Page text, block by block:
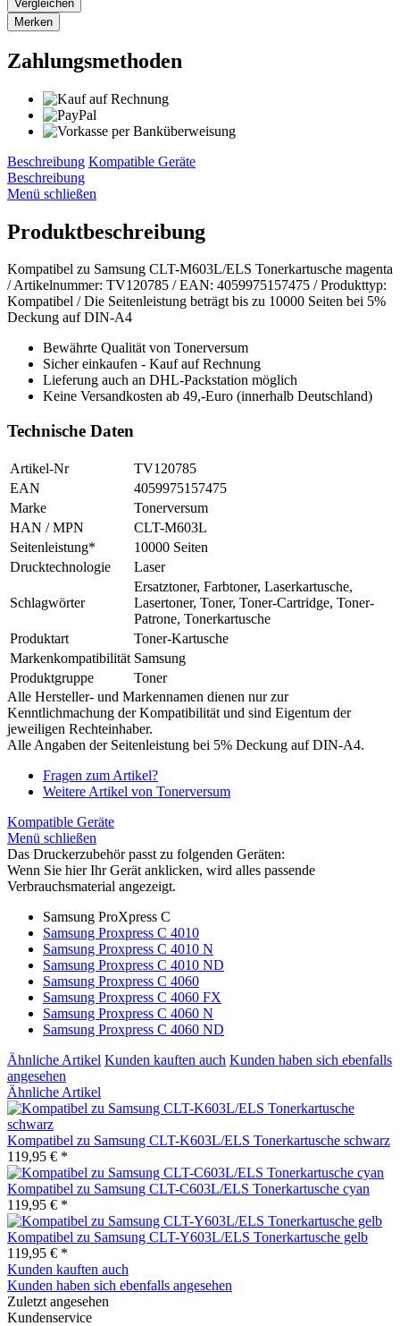
Vergleichen
Merken
Zahlungsmethoden
Beschreibung Kompatible Geräte
Beschreibung
Menü schließen
Produktbeschreibung
Kompatibel zu Samsung CLT-M603L/ELS Tonerkartusche magenta
/ Artikelnummer: TV120785 / EAN: 4059975157475 / Produkttyp:
Kompatibel / Die Seitenleistung beträgt bis zu 10000 Seiten bei 5%
Deckung auf DIN-A4
Bewährte Qualität von Tonerversum
Sicher einkaufen - Kauf auf Rechnung
Lieferung auch an DHL-Packstation möglich
Keine Versandkosten ab 49,-Euro (innerhalb Deutschland)
Technische Daten
Artikel-Nr
TV120785
EAN
4059975157475
Marke
Tonerversum
HAN / MPN
CLT-M603L
Seitenleistung*
10000 Seiten
Drucktechnologie
Laser
Schlagwörter
Ersatztoner, Farbtoner, Laserkartusche,
Lasertoner, Toner, Toner-Cartridge, Toner-
Patrone, Tonerkartusche
Produktart
Toner-Kartusche
Markenkompatibilität Samsung
Produktgruppe
Toner
Alle Hersteller- und Markennamen dienen nur zur
Kenntlichmachung der Kompatibilität und sind Eigentum der
jeweiligen Rechteinhaber.
Alle Angaben der Seitenleistung bei 5% Deckung auf DIN-A4.
Fragen zum Artikel?
Weitere Artikel von Tonerversum
Kompatible Geräte
Menü schließen
Das Druckerzubehör passt zu folgenden Geräten:
Wenn Sie hier Ihr Gerät anklicken, wird alles passende
Verbrauchsmaterial angezeigt.
Samsung ProXpress C
Samsung Proxpress C 4010
Samsung Proxpress C 4010 N
Samsung Proxpress C 4010 ND
Samsung Proxpress C 4060
Samsung Proxpress C 4060 FX
Samsung Proxpress C 4060 N
Samsung Proxpress C 4060 ND
Ähnliche Artikel Kunden kauften auch Kunden haben sich ebenfalls
angesehen
Ähnliche Artikel
Kompatibel zu Samsung CLT-K603L/ELS Tonerkartusche schwarz
119,95 € *
Kompatibel zu Samsung CLT-C603L/ELS Tonerkartusche cyan
119,95 € *
Kompatibel zu Samsung CLT-Y603L/ELS Tonerkartusche gelb
119,95 € *
Kunden kauften auch
Kunden haben sich ebenfalls angesehen
Zuletzt angesehen
Kundenservice